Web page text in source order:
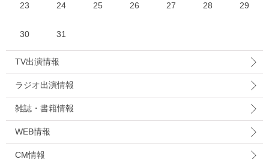
23 24 25 26 27 28 29
30 31
TV出演情報
ラジオ出演情報
雑誌・書籍情報
WEB情報
CM情報